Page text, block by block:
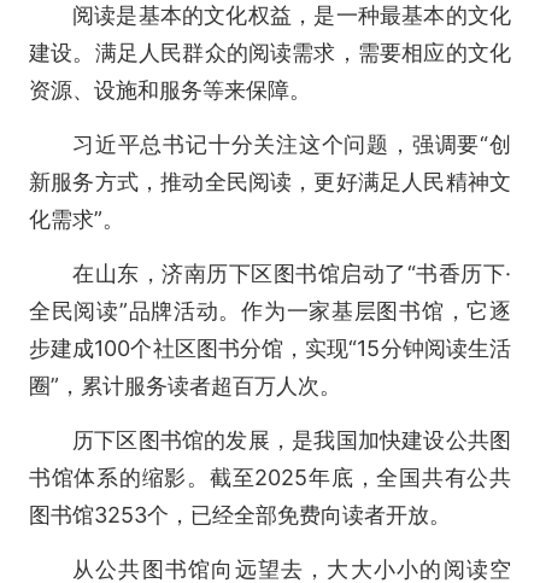
阅读是基本的文化权益，是一种最基本的文化
建设。满足人民群众的阅读需求，需要相应的文化
资源、设施和服务等来保障。
习近平总书记十分关注这个问题，强调要“创
新服务方式，推动全民阅读，更好满足人民精神文
化需求”。
在山东，济南历下区图书馆启动了“书香历下·
全民阅读”品牌活动。作为一家基层图书馆，它逐
步建成100个社区图书分馆，实现“15分钟阅读生活
圈”，累计服务读者超百万人次。
历下区图书馆的发展，是我国加快建设公共图
书馆体系的缩影。截至2025年底，全国共有公共
图书馆3253个，已经全部免费向读者开放。
从公共图书馆向远望去，大大小小的阅读空